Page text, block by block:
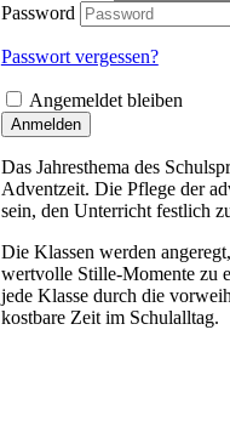
Password
Passwort vergessen?
Angemeldet bleiben
Anmelden
Das Jahresthema des
Adventzeit. Die Pflege der
sein, den Unterricht festlich
Die Klassen werden
wertvolle Stille-Momente zu
jede Klasse durch die
kostbare Zeit im Schulalltag.